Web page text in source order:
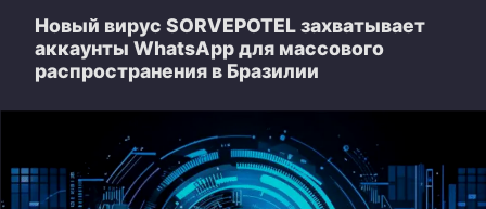
Новый вирус SORVEPOTEL захватывает
аккаунты WhatsApp для массового
распространения в Бразилии